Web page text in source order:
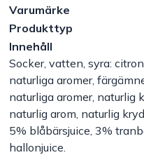
Monin
Varumärken
Outlet
Varumärke
Produkttyp
Innehåll
Socker, vatten, syra:
naturliga aromer,
naturliga aromer, naturlig
naturlig arom, naturlig
5% blåbärsjuice, 3%
hallonjuice.